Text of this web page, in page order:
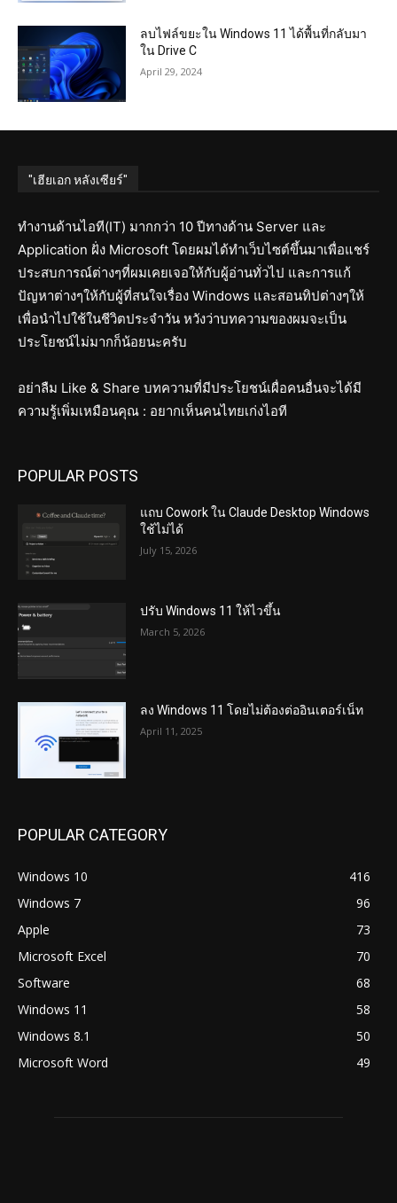
ลบไฟล์ขยะใน Windows 11 ได้พื้นที่กลับมา
ใน Drive C
April 29, 2024
"เฮียเอก หลังเซียร์"
ทำงานด้านไอที(IT) มากกว่า 10 ปีทางด้าน Server และ
Application ฝั่ง Microsoft โดยผมได้ทำเว็บไซต์ขึ้นมาเพื่อแชร์
ประสบการณ์ต่างๆที่ผมเคยเจอให้กับผู้อ่านทั่วไป และการแก้
ปัญหาต่างๆให้กับผู้ที่สนใจเรื่อง Windows และสอนทิปต่างๆให้
เพื่อนำไปใช้ในชีวิตประจำวัน หวังว่าบทความของผมจะเป็น
ประโยชน์ไม่มากก็น้อยนะครับ
อย่าลืม Like & Share บทความที่มีประโยชน์เผื่อคนอื่นจะได้มี
ความรู้เพิ่มเหมือนคุณ : อยากเห็นคนไทยเก่งไอที
POPULAR POSTS
แถบ Cowork ใน Claude Desktop Windows
ใช้ไม่ได้
July 15, 2026
ปรับ Windows 11 ให้ไวขึ้น
March 5, 2026
ลง Windows 11 โดยไม่ต้องต่ออินเตอร์เน็ท
April 11, 2025
POPULAR CATEGORY
Windows 10
416
Windows 7
96
Apple
73
Microsoft Excel
70
Software
68
Windows 11
58
Windows 8.1
50
Microsoft Word
49